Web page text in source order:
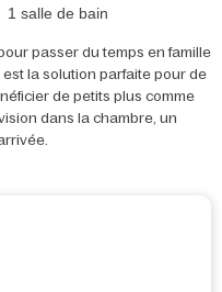
1 salle de bain
passer du temps en famille
la solution parfaite pour de
de petits plus comme
dans la chambre, un